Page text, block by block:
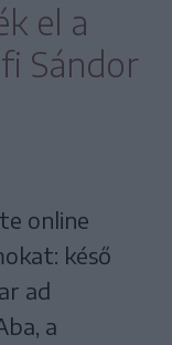
el a
Sándor
online
késő
ad
a